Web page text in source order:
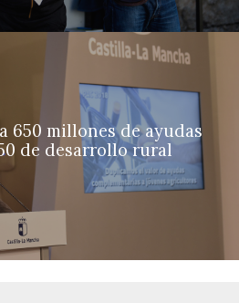
650 millones de ayudas
de desarrollo rural